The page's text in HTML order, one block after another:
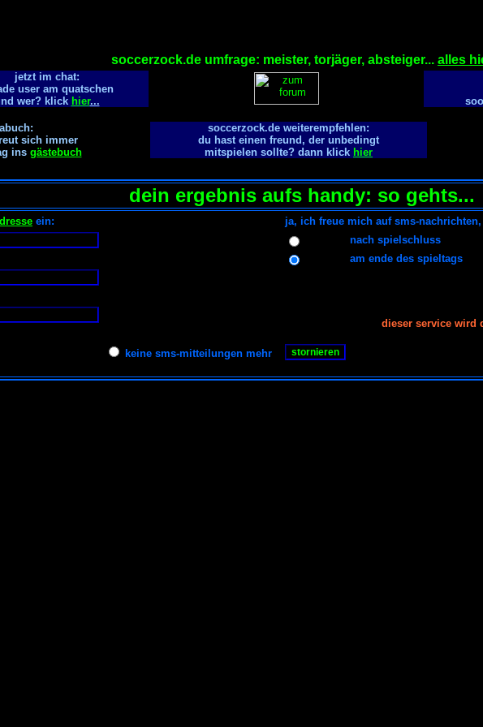
soccerzock.de umfrage: meister, torjäger, absteiger... alles
jetzt im chat:
user am quatschen
wer? klick hier...
sich immer
ins gästebuch
soccerzock.de weiterempfehlen:
du hast einen freund, der unbedingt
mitspielen sollte? dann klick hier
dein ergebnis aufs handy: so gehts...
ein:
ja, ich freue mich auf sms-
nach spielschluss
am ende des spieltags
dieser service wird
keine sms-mitteilungen mehr